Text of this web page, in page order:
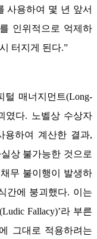
사용하여 몇 년 앞서
인위적으로 억제하
터지게 된다.”
털 매너지먼트(Long-
였다. 노벨상 수상자
용하여 계산한 결과,
상 불가능한 것으로
무 불이행이 발생하
간에 붕괴했다. 이는
Fallacy)’라 부른
그대로 적용하려는